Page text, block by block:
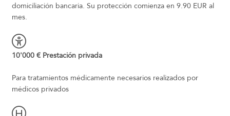
domiciliación bancaria. Su protección comienza en 9.90 EUR al
mes.
10'000 € Prestación privada
Para tratamientos médicamente necesarios realizados por
médicos privados